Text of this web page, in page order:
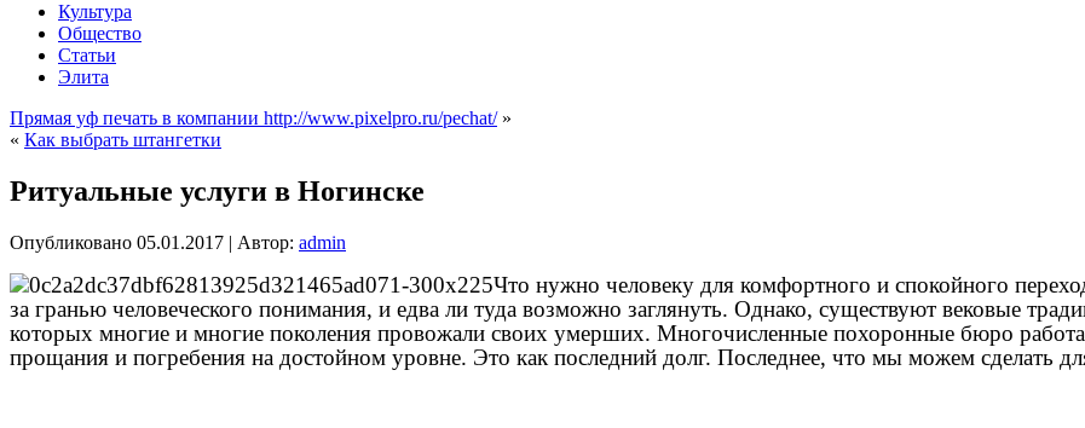
Культура
Общество
Статьи
Элита
Прямая уф печать в компании http://www.pixelpro.ru/pechat/»
« Как выбрать штангетки
Ритуальные услуги в Ногинске
Опубликовано 05.01.2017 | Автор: admin
Что нужно человеку для комфортного и спокойного
за гранью человеческого понимания, и едва ли туда возможно заглянуть. Однако, существуют вековые
которых многие и многие поколения провожали своих умерших. Многочисленные похоронные бюро
прощания и погребения на достойном уровне. Это как последний долг. Последнее, что мы можем сделать